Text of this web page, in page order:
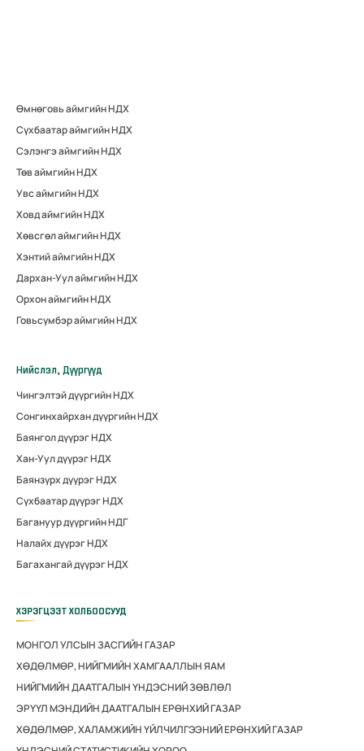
Өмнөговь аймгийн НДХ
Сүхбаатар аймгийн НДХ
Сэлэнгэ аймгийн НДХ
Төв аймгийн НДХ
Увс аймгийн НДХ
Ховд аймгийн НДХ
Хөвсгөл аймгийн НДХ
Хэнтий аймгийн НДХ
Дархан-Уул аймгийн НДХ
Орхон аймгийн НДХ
Говьсүмбэр аймгийн НДХ
Нийслэл, Дүүргүүд
Чингэлтэй дүүргийн НДХ
Сонгинхайрхан дүүргийн НДХ
Баянгол дүүрэг НДХ
Хан-Уул дүүрэг НДХ
Баянзүрх дүүрэг НДХ
Сүхбаатар дүүрэг НДХ
Багануур дүүргийн НДГ
Налайх дүүрэг НДХ
Багахангай дүүрэг НДХ
ХЭРЭГЦЭЭТ ХОЛБООСУУД
МОНГОЛ УЛСЫН ЗАСГИЙН ГАЗАР
ХӨДӨЛМӨР, НИЙГМИЙН ХАМГААЛЛЫН ЯАМ
НИЙГМИЙН ДААТГАЛЫН ҮНДЭСНИЙ ЗӨВЛӨЛ
ЭРҮҮЛ МЭНДИЙН ДААТГАЛЫН ЕРӨНХИЙ ГАЗАР
ХӨДӨЛМӨР, ХАЛАМЖИЙН ҮЙЛЧИЛГЭЭНИЙ ЕРӨНХИЙ ГАЗАР